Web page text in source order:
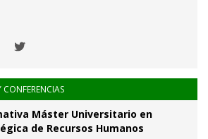
CONFERENCIAS
Máster Universitario en
de Recursos Humanos